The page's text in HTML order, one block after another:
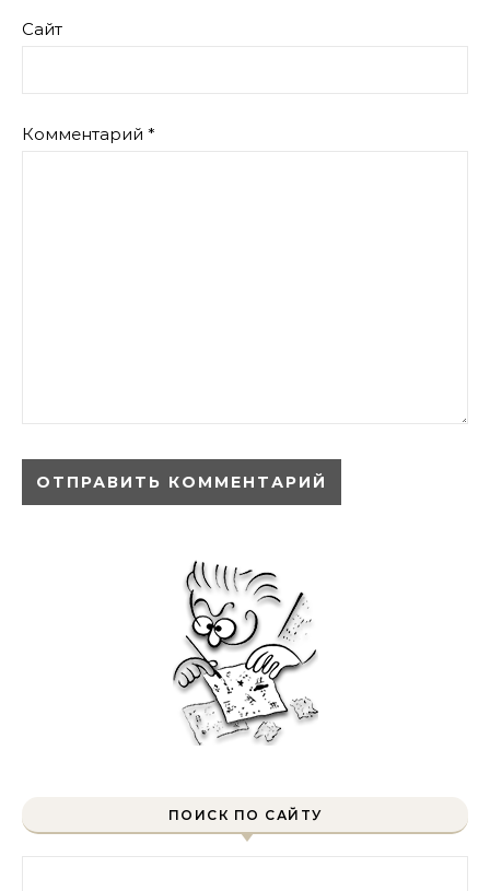
Сайт
Комментарий *
ПОИСК ПО САЙТУ